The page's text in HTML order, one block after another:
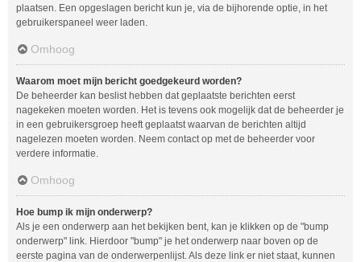
plaatsen. Een opgeslagen bericht kun je, via de bijhorende optie, in het
gebruikerspaneel weer laden.
Omhoog
Waarom moet mijn bericht goedgekeurd worden?
De beheerder kan beslist hebben dat geplaatste berichten eerst
nagekeken moeten worden. Het is tevens ook mogelijk dat de beheerder je
in een gebruikersgroep heeft geplaatst waarvan de berichten altijd
nagelezen moeten worden. Neem contact op met de beheerder voor
verdere informatie.
Omhoog
Hoe bump ik mijn onderwerp?
Als je een onderwerp aan het bekijken bent, kan je klikken op de "bump
onderwerp" link. Hierdoor "bump" je het onderwerp naar boven op de
eerste pagina van de onderwerpenlijst. Als deze link er niet staat, kunnen